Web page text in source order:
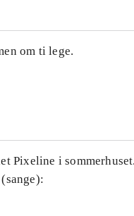
om ti lege.
Pixeline i